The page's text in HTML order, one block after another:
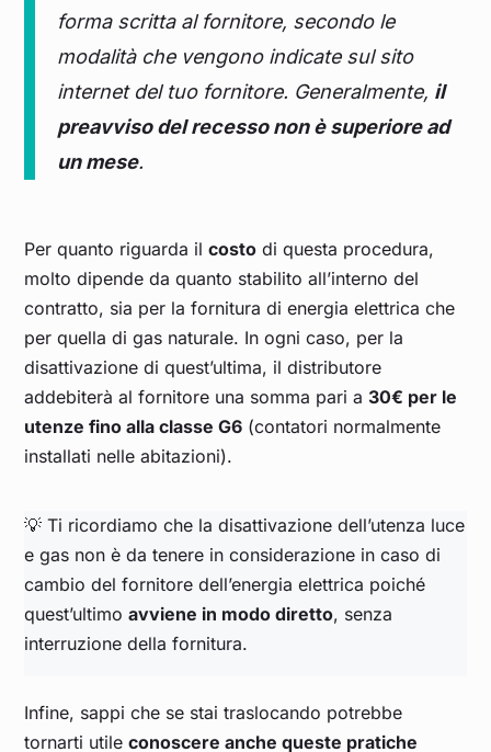
forma scritta al fornitore, secondo le
modalità che vengono indicate sul sito
internet del tuo fornitore. Generalmente, il
preavviso del recesso non è superiore ad
un mese.
Per quanto riguarda ilcosto di questa procedura,
molto dipende da quanto stabilito all’interno del
contratto, sia per la fornitura di energia elettrica che
per quella di gas naturale. In ogni caso, per la
disattivazione di quest’ultima, il distributore
addebiterà al fornitore una somma pari a 30€ per le
utenze fino alla classe G6 (contatori normalmente
installati nelle abitazioni).
💡 Ti ricordiamo che la disattivazione dell’utenza luce
e gas non è da tenere in considerazione in caso di
cambio del fornitore dell’energia elettrica poiché
quest’ultimoavviene in modo diretto, senza
interruzione della fornitura.
Infine, sappi che se stai traslocando potrebbe
tornarti utileconoscere anche queste pratiche